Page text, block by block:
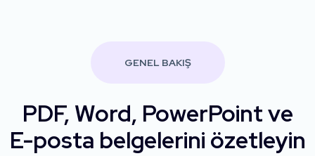
GENEL BAKIŞ
PDF, Word, PowerPoint ve
E-posta belgelerini özetleyin